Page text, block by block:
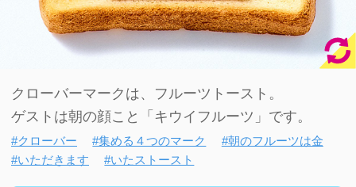
クローバーマークは、フルーツトースト。
ゲストは朝の顔こと「キウイフルーツ」です。
#クローバー #集める４つのマーク
#朝のフルーツは金
#いただきます
#いたストースト